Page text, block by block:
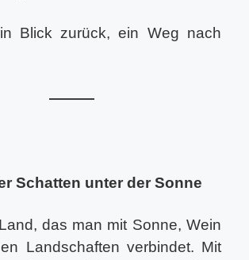
Blick zurück, ein Weg nach
———
Schatten unter der Sonne
das man mit Sonne, Wein
Landschaften verbindet. Mit